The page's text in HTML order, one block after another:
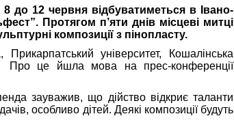
до 12 червня відбуватиметься в Івано-
Протягом п’яти днів місцеві митці
композиції з пінопласту.
університет, Кошалінська
Про це йшла мова на прес-конференції
зауважив, що дійство відкриє таланти
особливо дітей. Деякі композиції будуть